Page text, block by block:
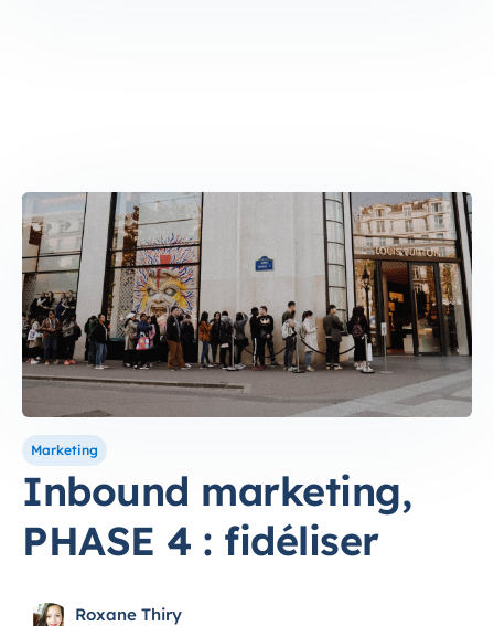
Marketing
Inbound marketing,
PHASE 4 : fidéliser
Roxane Thiry